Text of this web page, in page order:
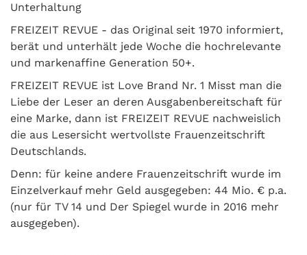
Unterhaltung
FREIZEIT REVUE - das Original seit 1970 informiert,
berät und unterhält jede Woche die hochrelevante
und markenaffine Generation 50+.
FREIZEIT REVUE ist Love Brand Nr. 1 Misst man die
Liebe der Leser an deren Ausgabenbereitschaft für
eine Marke, dann ist FREIZEIT REVUE nachweislich
die aus Lesersicht wertvollste Frauenzeitschrift
Deutschlands.
Denn: für keine andere Frauenzeitschrift wurde im
Einzelverkauf mehr Geld ausgegeben: 44 Mio. € p.a.
(nur für TV 14 und Der Spiegel wurde in 2016 mehr
ausgegeben).